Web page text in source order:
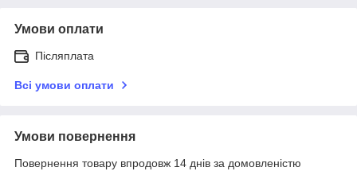
Умови оплати
Післяплата
Всі умови оплати
Умови повернення
Повернення товару впродовж 14 днів за домовленістю